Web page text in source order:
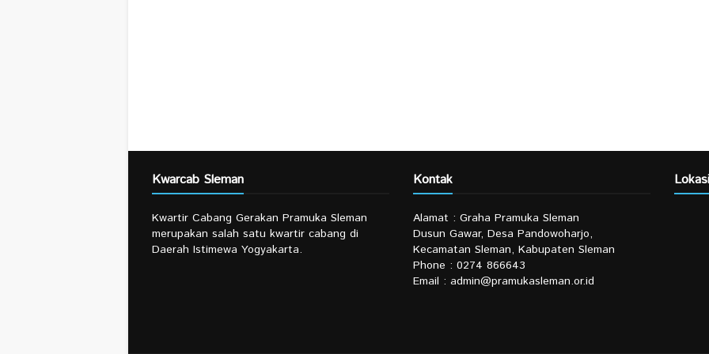
Kwarcab Sleman
Kwartir Cabang Gerakan Pramuka Sleman
merupakan salah satu kwartir cabang di
Daerah Istimewa Yogyakarta.
Kontak
Alamat : Graha Pramuka Sleman
Dusun Gawar, Desa Pandowoharjo,
Kecamatan Sleman, Kabupaten Sleman
Phone : 0274 866643
Email : admin@pramukasleman.or.id
Lokasi